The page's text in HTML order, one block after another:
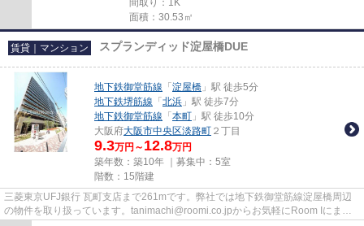
間取り：1K
面積：30.53㎡
賃貸｜マンション スプランディッド淀屋橋DUE
地下鉄御堂筋線 「 淀屋橋 」駅 徒歩5分
地下鉄堺筋線 「 北浜 」駅 徒歩7分
地下鉄御堂筋線 「 本町 」駅 徒歩10分
大阪府大阪市中央区淡路町 ２丁目
9.3万円～ 12.8万円
築年数：築10年 ｜募集中： 5室
階数：15階建
三菱東京UFJ銀行 瓦町支店まで261mです。弊社では地下鉄御堂筋線淀屋橋周辺
の物件を取り扱っています。tanimachi@roomi.co.jpからお気軽にRoom Iにまで